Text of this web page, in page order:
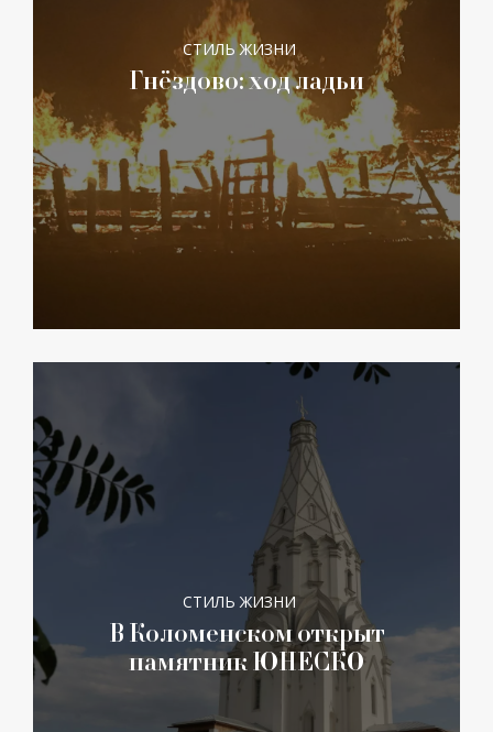
СТИЛЬ ЖИЗНИ
Гнёздово: ход ладьи
СТИЛЬ ЖИЗНИ
В Коломенском открыт
памятник ЮНЕСКО